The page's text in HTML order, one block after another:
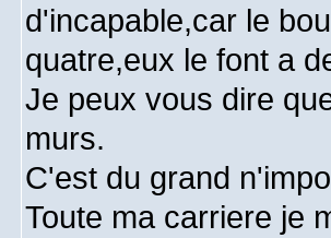
d'incapable,car le
quatre,eux le font a
Je peux vous dire
murs.
C'est du grand
Toute ma carriere je